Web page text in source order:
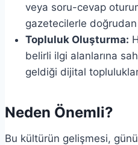
veya soru-cevap
gazetecilerle
Topluluk Oluşturma:
belirli ilgi alanlarına
geldiği dijital
Neden Önemli?
Bu kültürün gelişmesi,